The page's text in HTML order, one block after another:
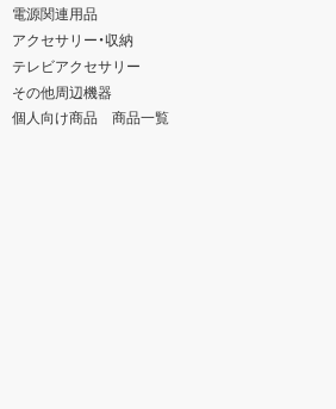
電源関連用品
アクセサリー・収納
テレビアクセサリー
その他周辺機器
個人向け商品 商品一覧